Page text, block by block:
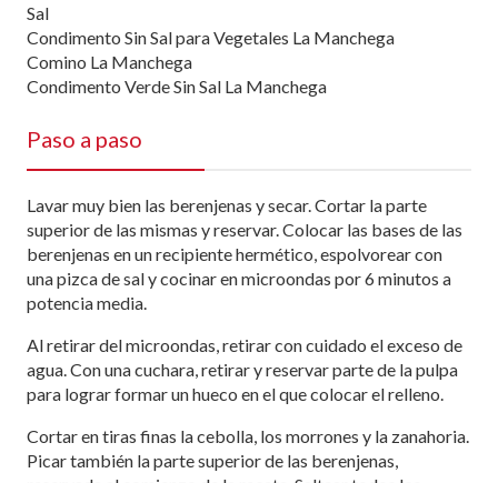
Sal
Condimento Sin Sal para Vegetales La Manchega
Comino La Manchega
Condimento Verde Sin Sal La Manchega
Paso a paso
Lavar muy bien las berenjenas y secar. Cortar la parte
superior de las mismas y reservar. Colocar las bases de las
berenjenas en un recipiente hermético, espolvorear con
una pizca de sal y cocinar en microondas por 6 minutos a
potencia media.
Al retirar del microondas, retirar con cuidado el exceso de
agua. Con una cuchara, retirar y reservar parte de la pulpa
para lograr formar un hueco en el que colocar el relleno.
Cortar en tiras finas la cebolla, los morrones y la zanahoria.
Picar también la parte superior de las berenjenas,